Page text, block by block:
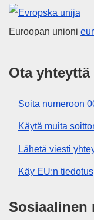
Euroopan
Euroopan unioni
Ota yhteyttä
Soita numeroon
Käytä muita
Lähetä viesti
Käy EU:n
Sosiaalinen